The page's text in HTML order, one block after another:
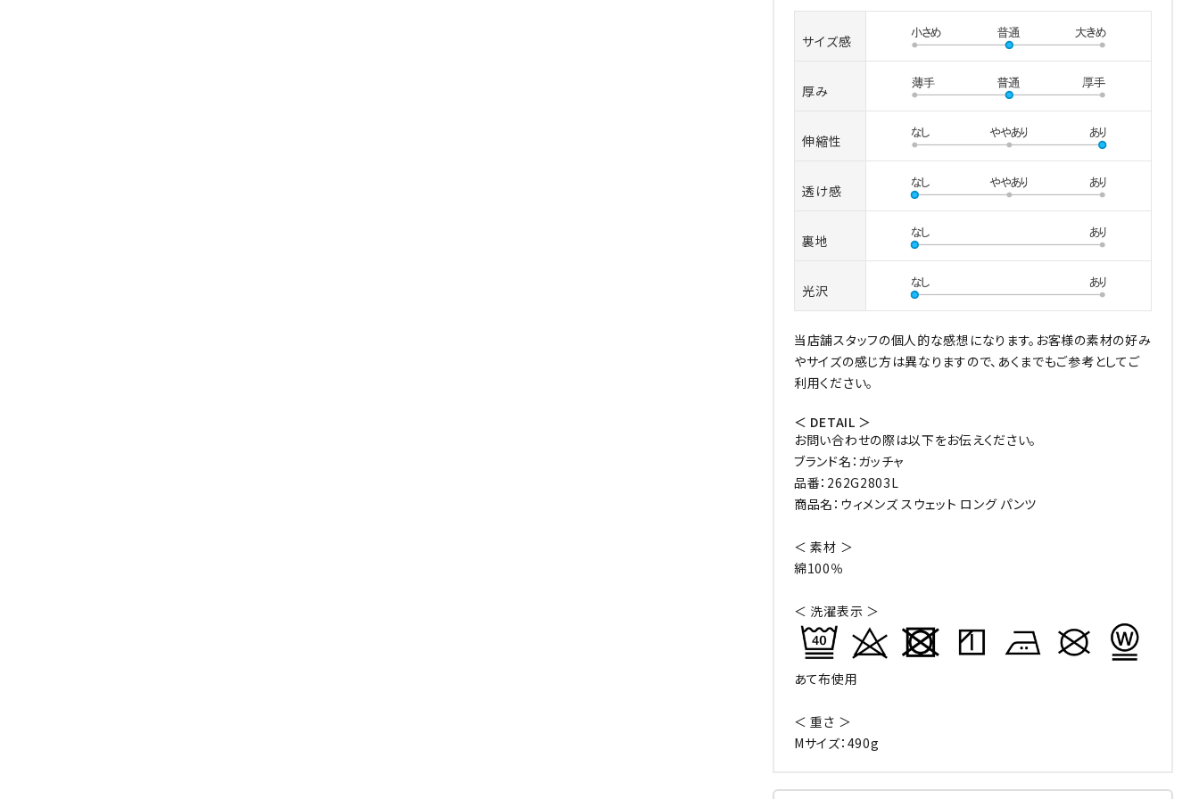
サイズ感
厚み
伸縮性
透け感
裏地
光沢
当店舗スタッフの個人的な感想になります。お客様の素材の好み
やサイズの感じ方は異なりますので、あくまでもご参考としてご
利用ください。
＜ DETAIL ＞
お問い合わせの際は以下をお伝えください。
ブランド名：ガッチャ
品番：262G2803L
商品名：ウィメンズ スウェット ロング パンツ
＜ 素材 ＞
綿100％
＜ 洗濯表示 ＞
あて布使用
＜ 重さ ＞
Mサイズ：490g